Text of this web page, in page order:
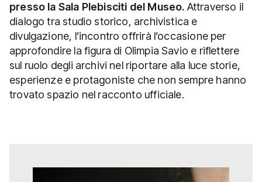
presso la Sala Plebisciti del Museo. Attraverso il
dialogo tra studio storico, archivistica e
divulgazione, l’incontro offrirà l’occasione per
approfondire la figura di Olimpia Savio e riflettere
sul ruolo degli archivi nel riportare alla luce storie,
esperienze e protagoniste che non sempre hanno
trovato spazio nel racconto ufficiale.